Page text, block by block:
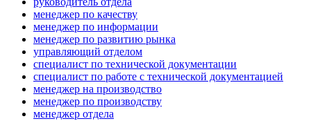
менеджер по качеству
менеджер по информации
менеджер по развитию рынка
управляющий отделом
специалист по технической документации
специалист по работе с технической документацией
менеджер на производство
менеджер по производству
менеджер отдела